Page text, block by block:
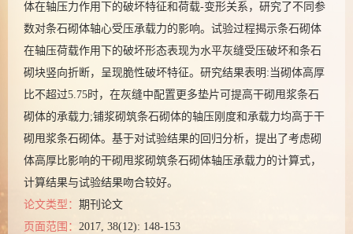
体在轴压力作用下的破坏特征和荷载-变形关系，研究了不同参
数对条石砌体轴心受压承载力的影响。试验过程揭示条石砌体
在轴压荷载作用下的破坏形态表现为水平灰缝受压破坏和条石
砌块竖向折断，呈现脆性破坏特征。研究结果表明:当砌体高厚
比不超过5.75时，在灰缝中配置更多垫片可提高干砌甩浆条石
砌体的承载力;铺浆砌筑条石砌体的轴压刚度和承载力均高于干
砌甩浆条石砌体。基于对试验结果的回归分析，提出了考虑砌
体高厚比影响的干砌甩浆砌筑条石砌体轴压承载力的计算式，
计算结果与试验结果吻合较好。
论文类型： 期刊论文
页面范围： 2017, 38(12): 148-153